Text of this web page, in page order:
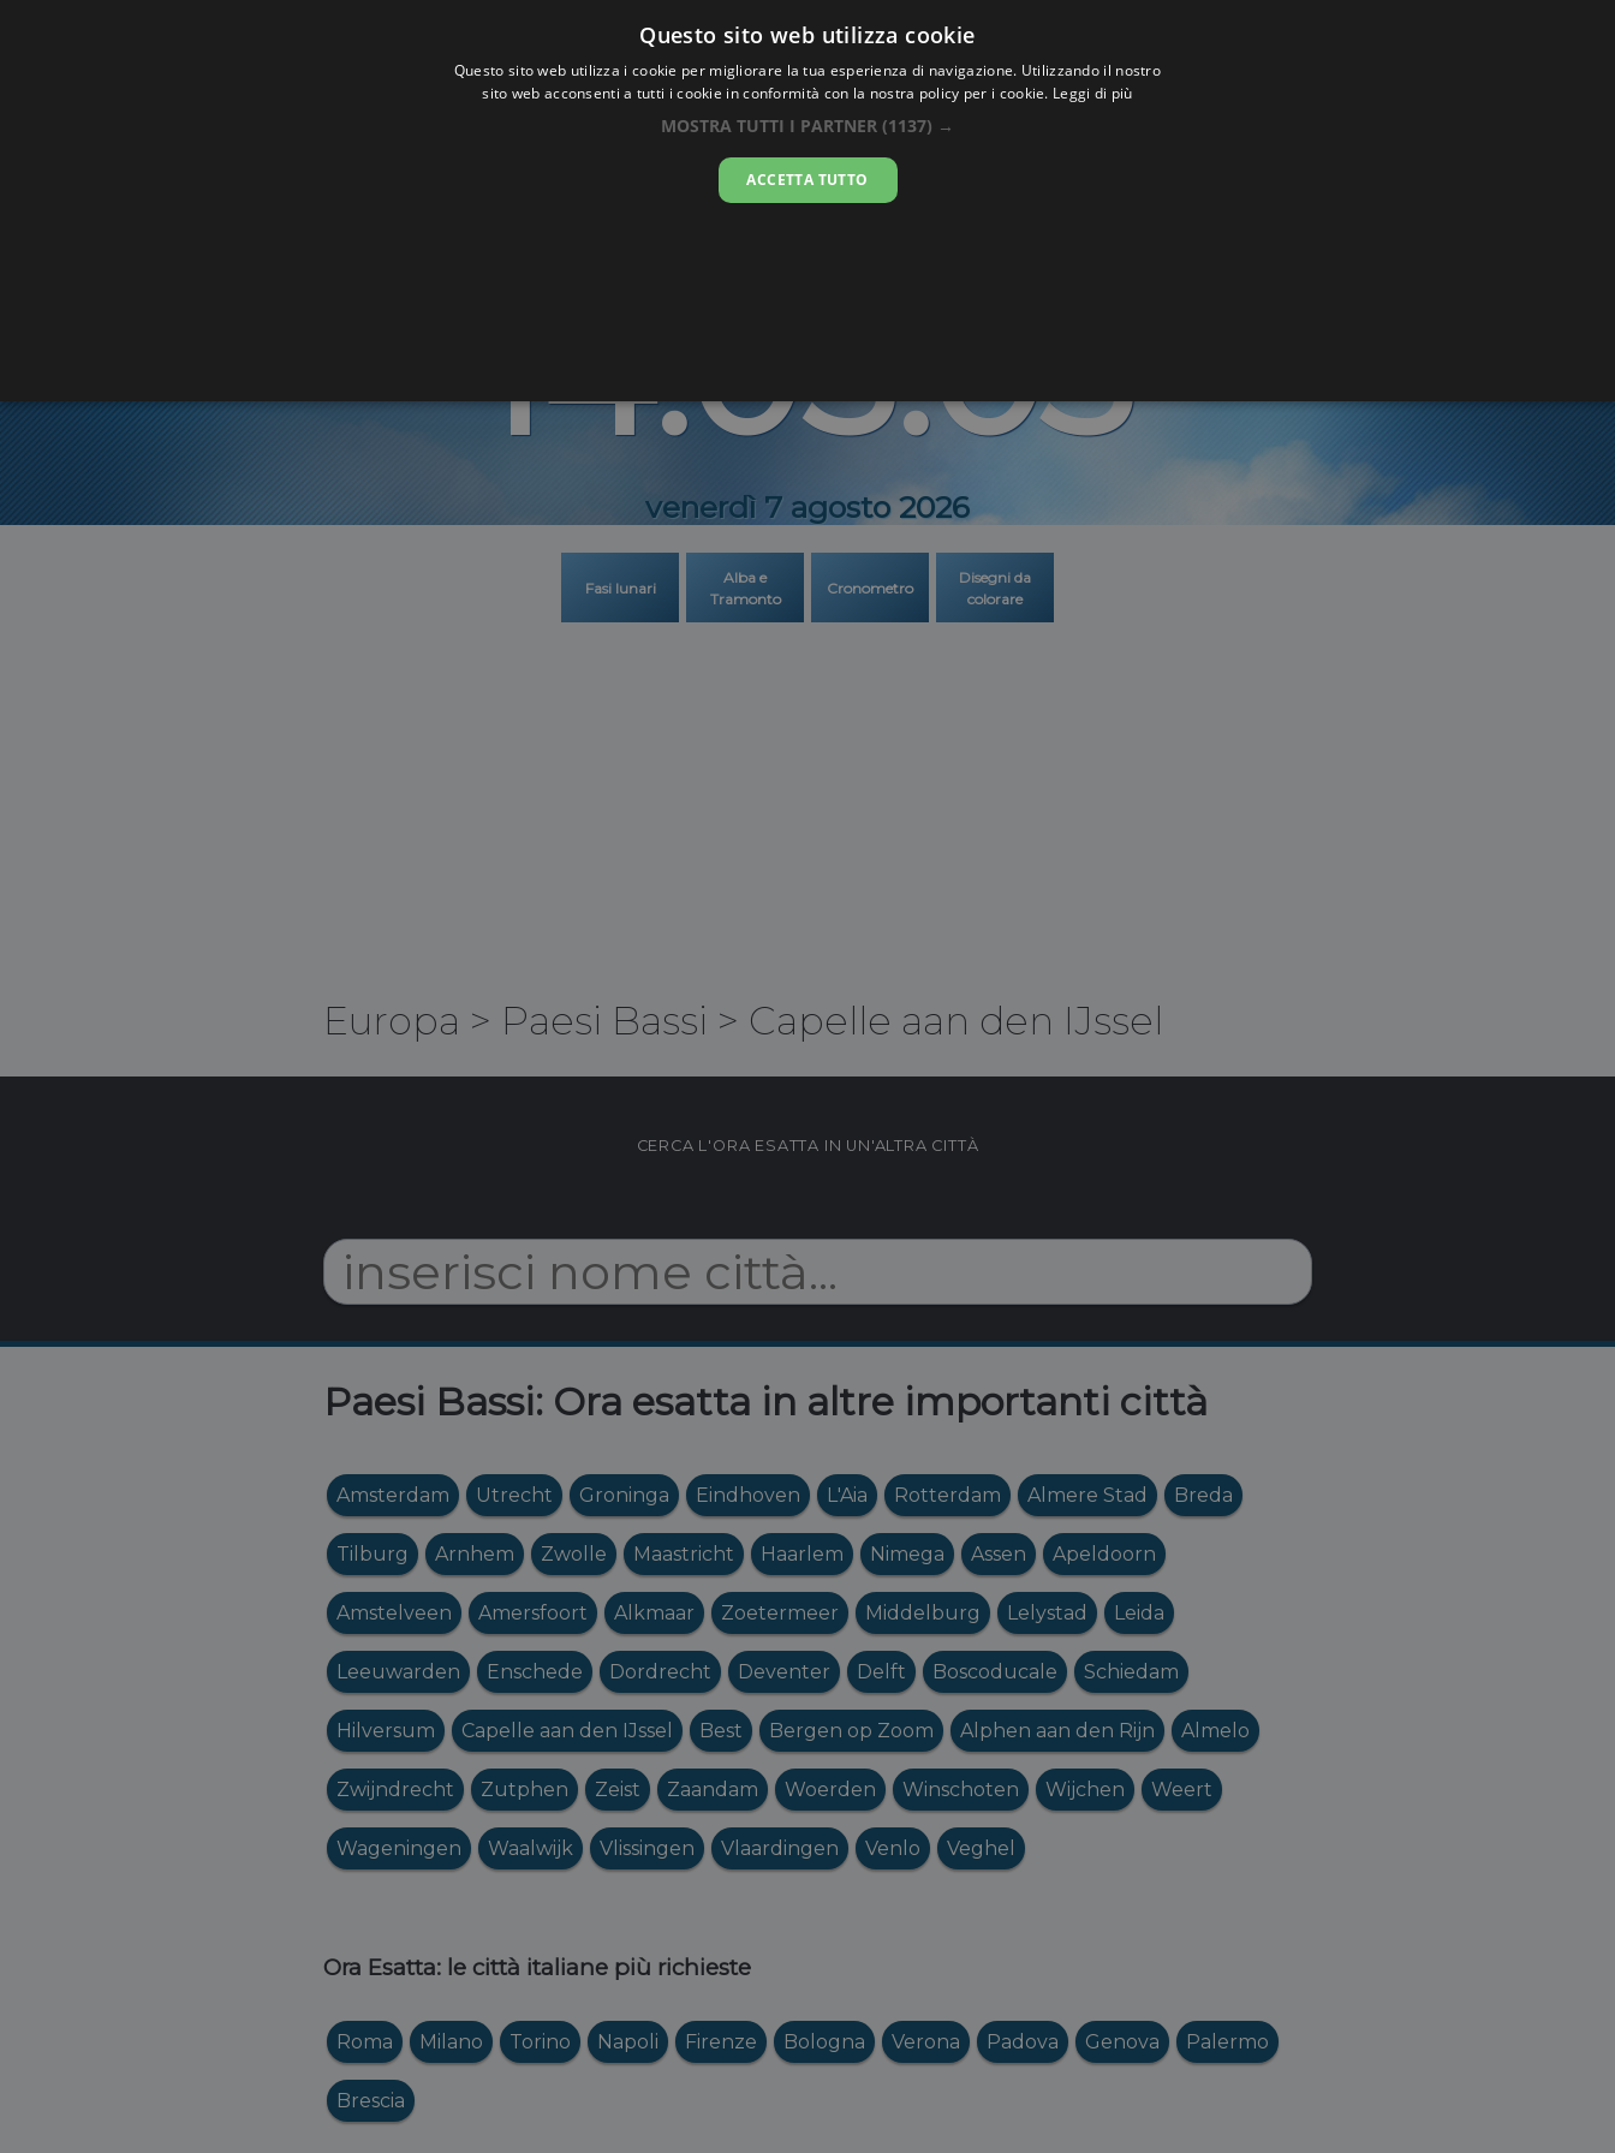
Oraesatta.co
Ora EsattaCapelle aan den
IJssel
14:05:03
venerdì 7 agosto 2026
Fasi lunari
Alba e
Tramonto
Cronometro
Disegni da
colorare
Europa > Paesi Bassi > Capelle aan den IJssel
CERCA L'ORA ESATTA IN UN'ALTRA CITTÀ
Paesi Bassi: Ora esatta in altre importanti città
Amsterdam Utrecht Groninga Eindhoven L'Aia Rotterdam Almere Stad Breda
Tilburg Arnhem Zwolle Maastricht Haarlem Nimega Assen Apeldoorn
Amstelveen Amersfoort Alkmaar Zoetermeer Middelburg Lelystad Leida
Leeuwarden Enschede Dordrecht Deventer Delft Boscoducale Schiedam
Hilversum Capelle aan den IJssel Best Bergen op Zoom Alphen aan den Rijn Almelo
Zwijndrecht Zutphen Zeist Zaandam Woerden Winschoten Wijchen Weert
Wageningen Waalwijk Vlissingen Vlaardingen Venlo Veghel
Ora Esatta: le città italiane più richieste
Roma Milano Torino Napoli Firenze Bologna Verona Padova Genova Palermo
Brescia
Questo sito web utilizza cookie
Questo sito web utilizza i cookie per migliorare la tua esperienza di navigazione. Utilizzando il nostro
sito web acconsenti a tutti i cookie in conformità con la nostra policy per i cookie. Leggi di più
MOSTRA TUTTI I PARTNER (1137) →
ACCETTA TUTTO